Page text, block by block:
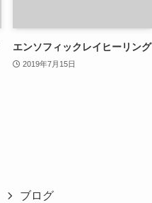
エンソフィックレイヒーリング
2019年7月15日
ブログ